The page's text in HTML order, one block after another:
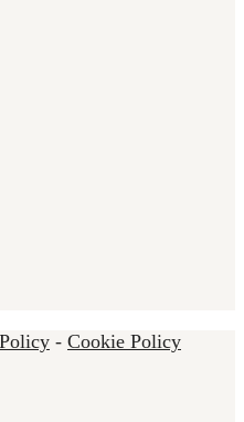
- Cookie Policy